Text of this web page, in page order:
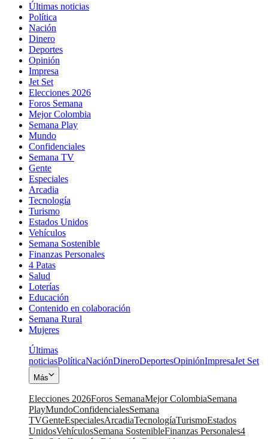
Últimas noticias
Política
Nación
Dinero
Deportes
Opinión
Impresa
Jet Set
Elecciones 2026
Foros Semana
Mejor Colombia
Semana Play
Mundo
Confidenciales
Semana TV
Gente
Especiales
Arcadia
Tecnología
Turismo
Estados Unidos
Vehículos
Semana Sostenible
Finanzas Personales
4 Patas
Salud
Loterías
Educación
Contenido en colaboración
Semana Rural
Mujeres
Últimas
noticiasPolíticaNaciónDineroDeportesOpiniónImpresaJet Set
Más
Elecciones 2026Foros SemanaMejor ColombiaSemana
PlayMundoConfidencialesSemana
TVGenteEspecialesArcadiaTecnologíaTurismoEstados
UnidosVehículosSemana SostenibleFinanzas Personales4